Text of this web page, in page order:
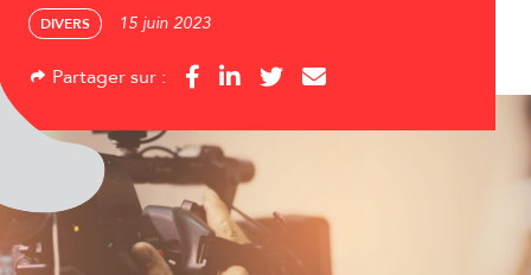
DIVERS 15 juin 2023
Partager sur :